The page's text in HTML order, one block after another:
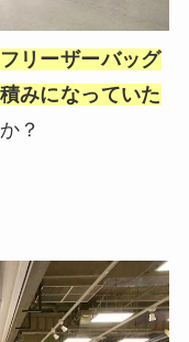
フリーザーバッグ
みになっていた
？